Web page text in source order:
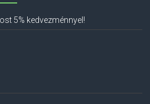
5% kedvezménnyel!